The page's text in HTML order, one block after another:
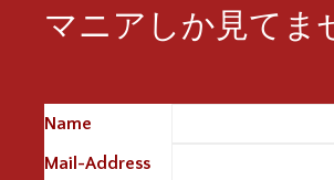
マニアしか見てま
Name
Mail-Address